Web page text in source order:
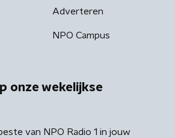
Adverteren
NPO Campus
onze wekelijkse
van NPO Radio 1 in jouw